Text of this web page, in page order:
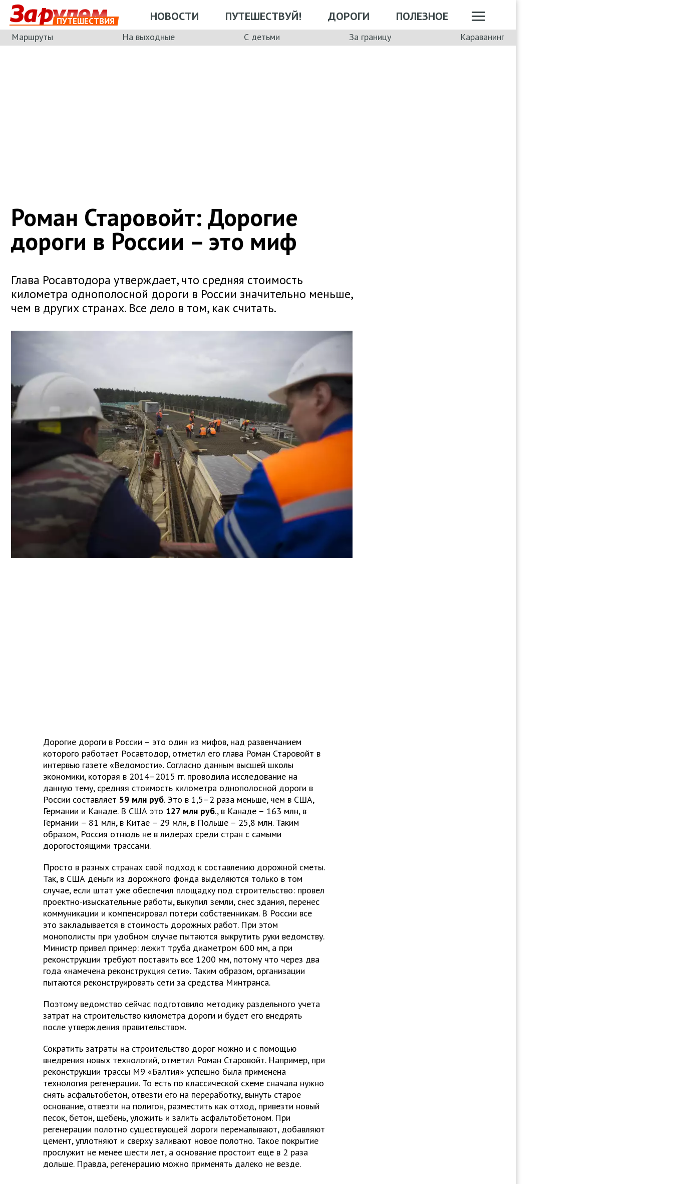
ПУТЕШЕСТВИЯ НОВОСТИ ПУТЕШЕСТВУЙ! ДОРОГИ ПОЛЕЗНОЕ
Маршруты На выходные С детьми За границу Караванинг
Роман Старовойт: Дорогие
дороги в России – это миф
Глава Росавтодора утверждает, что средняя стоимость
километра однополосной дороги в России значительно меньше,
чем в других странах. Все дело в том, как считать.
Дорогие дороги в России – это один из мифов, над развенчанием
которого работает Росавтодор, отметил его глава Роман Старовойт в
интервью газете «Ведомости». Согласно данным высшей школы
экономики, которая в 2014–2015 гг. проводила исследование на
данную тему, средняя стоимость километра однополосной дороги в
России составляет 59 млн руб. Это в 1,5–2 раза меньше, чем в США,
Германии и Канаде. В США это 127 млн руб., в Канаде – 163 млн, в
Германии – 81 млн, в Китае – 29 млн, в Польше – 25,8 млн. Таким
образом, Россия отнюдь не в лидерах среди стран с самыми
дорогостоящими трассами.
Просто в разных странах свой подход к составлению дорожной сметы.
Так, в США деньги из дорожного фонда выделяются только в том
случае, если штат уже обеспечил площадку под строительство: провел
проектно-изыскательные работы, выкупил земли, снес здания, перенес
коммуникации и компенсировал потери собственникам. В России все
это закладывается в стоимость дорожных работ. При этом
монополисты при удобном случае пытаются выкрутить руки ведомству.
Министр привел пример: лежит труба диаметром 600 мм, а при
реконструкции требуют поставить все 1200 мм, потому что через два
года «намечена реконструкция сети». Таким образом, организации
пытаются реконструировать сети за средства Минтранса.
Поэтому ведомство сейчас подготовило методику раздельного учета
затрат на строительство километра дороги и будет его внедрять
после утверждения правительством.
Сократить затраты на строительство дорог можно и с помощью
внедрения новых технологий, отметил Роман Старовойт. Например, при
реконструкции трассы М9 «Балтия» успешно была применена
технология регенерации. То есть по классической схеме сначала нужно
снять асфальтобетон, отвезти его на переработку, вынуть старое
основание, отвезти на полигон, разместить как отход, привезти новый
песок, бетон, щебень, уложить и залить асфальтобетоном. При
регенерации полотно существующей дороги перемалывают, добавляют
цемент, уплотняют и сверху заливают новое полотно. Такое покрытие
прослужит не менее шести лет, а основание простоит еще в 2 раза
дольше. Правда, регенерацию можно применять далеко не везде.